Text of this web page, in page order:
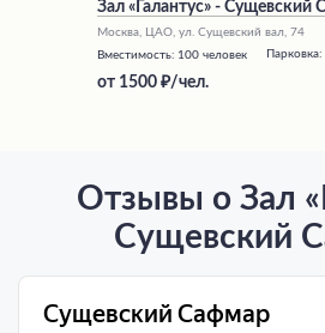
Зал «Галантус» - Сущевский
Москва, ЦАО, ул. Сущевский вал, 74
Вместимость: 100 человек Парковка:
от 1500 /чел.
Отзывы о Зал
Сущевский